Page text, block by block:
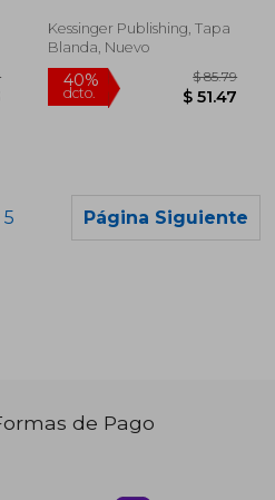
Kessinger Publishing, Tapa
Blanda, Nuevo
5 Página Siguiente
de Pago